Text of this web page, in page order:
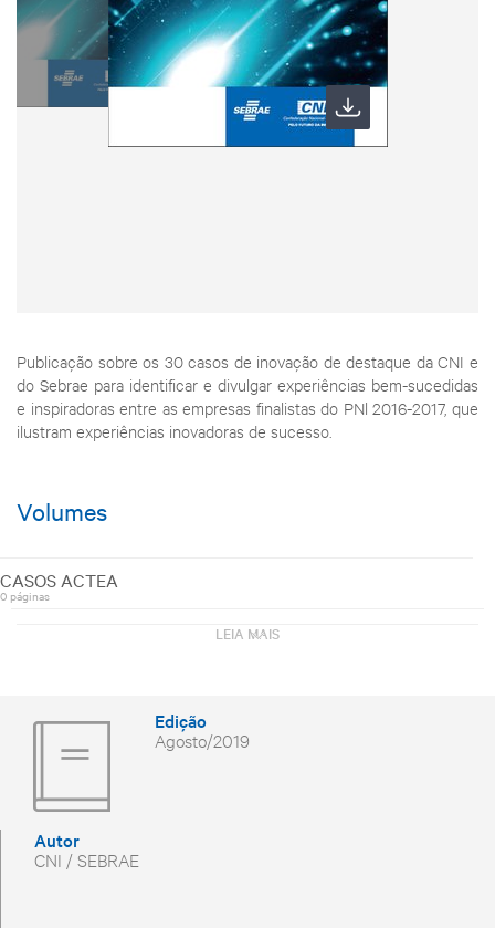
Publicação sobre os 30 casos de inovação de destaque da CNI e
do Sebrae para identificar e divulgar experiências bem-sucedidas
e inspiradoras entre as empresas finalistas do PNl 2016-2017, que
ilustram experiências inovadoras de sucesso.
Volumes
CASOS ACTEA
0 páginas
CASOS BIOTECHNOS
CASOS BIOTECNO REFRIGERAÇÃO
CASOS BMD
0 páginas
CASOS PORTOBELLO
0 páginas
CASOS ENEL
LEIA MAIS
Edição
Agosto/2019
Autor
CNI / SEBRAE